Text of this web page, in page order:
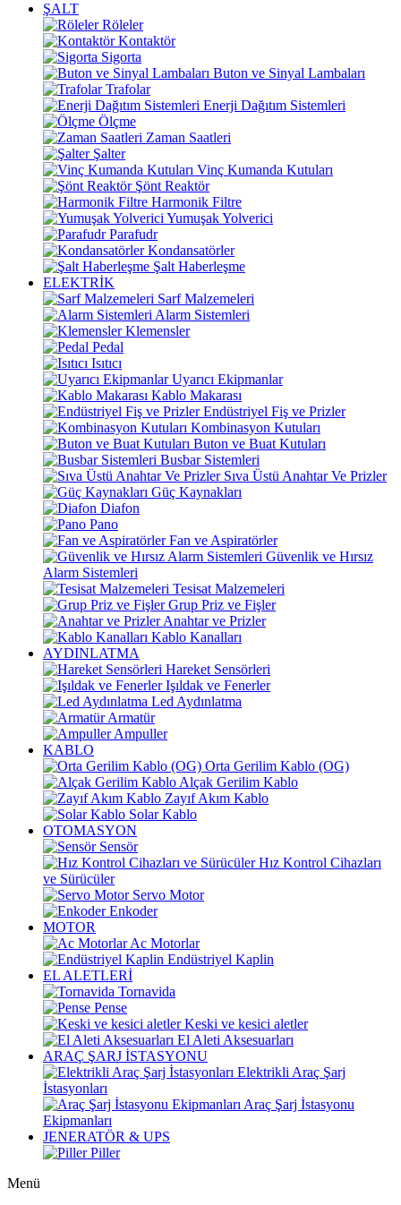
ŞALT
Röleler
Kontaktör
Sigorta
Buton ve Sinyal Lambaları
Trafolar
Enerji Dağıtım Sistemleri
Ölçme
Zaman Saatleri
Şalter
Vinç Kumanda Kutuları
Şönt Reaktör
Harmonik Filtre
Yumuşak Yolverici
Parafudr
Kondansatörler
Şalt Haberleşme
ELEKTRİK
Sarf Malzemeleri
Alarm Sistemleri
Klemensler
Pedal
Isıtıcı
Uyarıcı Ekipmanlar
Kablo Makarası
Endüstriyel Fiş ve Prizler
Kombinasyon Kutuları
Buton ve Buat Kutuları
Busbar Sistemleri
Sıva Üstü Anahtar Ve Prizler
Güç Kaynakları
Diafon
Pano
Fan ve Aspiratörler
Güvenlik ve Hırsız
Alarm Sistemleri
Tesisat Malzemeleri
Grup Priz ve Fişler
Anahtar ve Prizler
Kablo Kanalları
AYDINLATMA
Hareket Sensörleri
Işıldak ve Fenerler
Led Aydınlatma
Armatür
Ampuller
KABLO
Orta Gerilim Kablo (OG)
Alçak Gerilim Kablo
Zayıf Akım Kablo
Solar Kablo
OTOMASYON
Sensör
Hız Kontrol Cihazları
ve Sürücüler
Servo Motor
Enkoder
MOTOR
Ac Motorlar
Endüstriyel Kaplin
EL ALETLERİ
Tornavida
Pense
Keski ve kesici aletler
El Aleti Aksesuarları
ARAÇ ŞARJ İSTASYONU
Elektrikli Araç Şarj
İstasyonları
Araç Şarj İstasyonu
Ekipmanları
JENERATÖR & UPS
Piller
Menü